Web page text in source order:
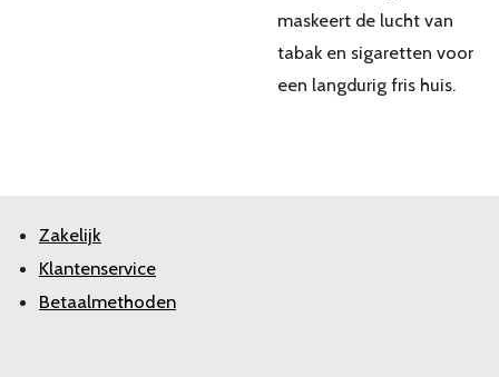
maskeert de lucht van
tabak en sigaretten voor
een langdurig fris huis.
Zakelijk
Klantenservice
Betaalmethoden